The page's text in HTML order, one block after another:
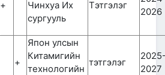
+
Чинхуа Их
сургууль
Тэтгэлэг
2026
+
Япон улсын
Китамигийн
технологийн
тэтгэлэг
2027